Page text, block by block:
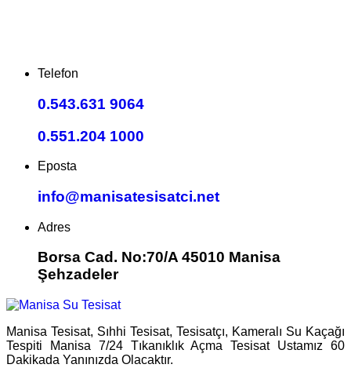
Telefon
0.543.631 9064
0.551.204 1000
Eposta
info@manisatesisatci.net
Adres
Borsa Cad. No:70/A 45010 Manisa
Şehzadeler
Manisa Tesisat, Sıhhi Tesisat, Tesisatçı, Kameralı Su Kaçağı
Tespiti Manisa 7/24 Tıkanıklık Açma Tesisat Ustamız 60
Dakikada Yanınızda Olacaktır.